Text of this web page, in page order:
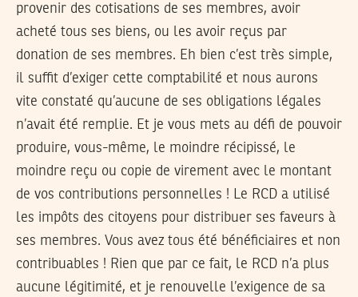
provenir des cotisations de ses membres, avoir
acheté tous ses biens, ou les avoir reçus par
donation de ses membres. Eh bien c’est très simple,
il suffit d’exiger cette comptabilité et nous aurons
vite constaté qu’aucune de ses obligations légales
n’avait été remplie. Et je vous mets au défi de pouvoir
produire, vous-même, le moindre récipissé, le
moindre reçu ou copie de virement avec le montant
de vos contributions personnelles ! Le RCD a utilisé
les impôts des citoyens pour distribuer ses faveurs à
ses membres. Vous avez tous été bénéficiaires et non
contribuables ! Rien que par ce fait, le RCD n’a plus
aucune légitimité, et je renouvelle l’exigence de sa